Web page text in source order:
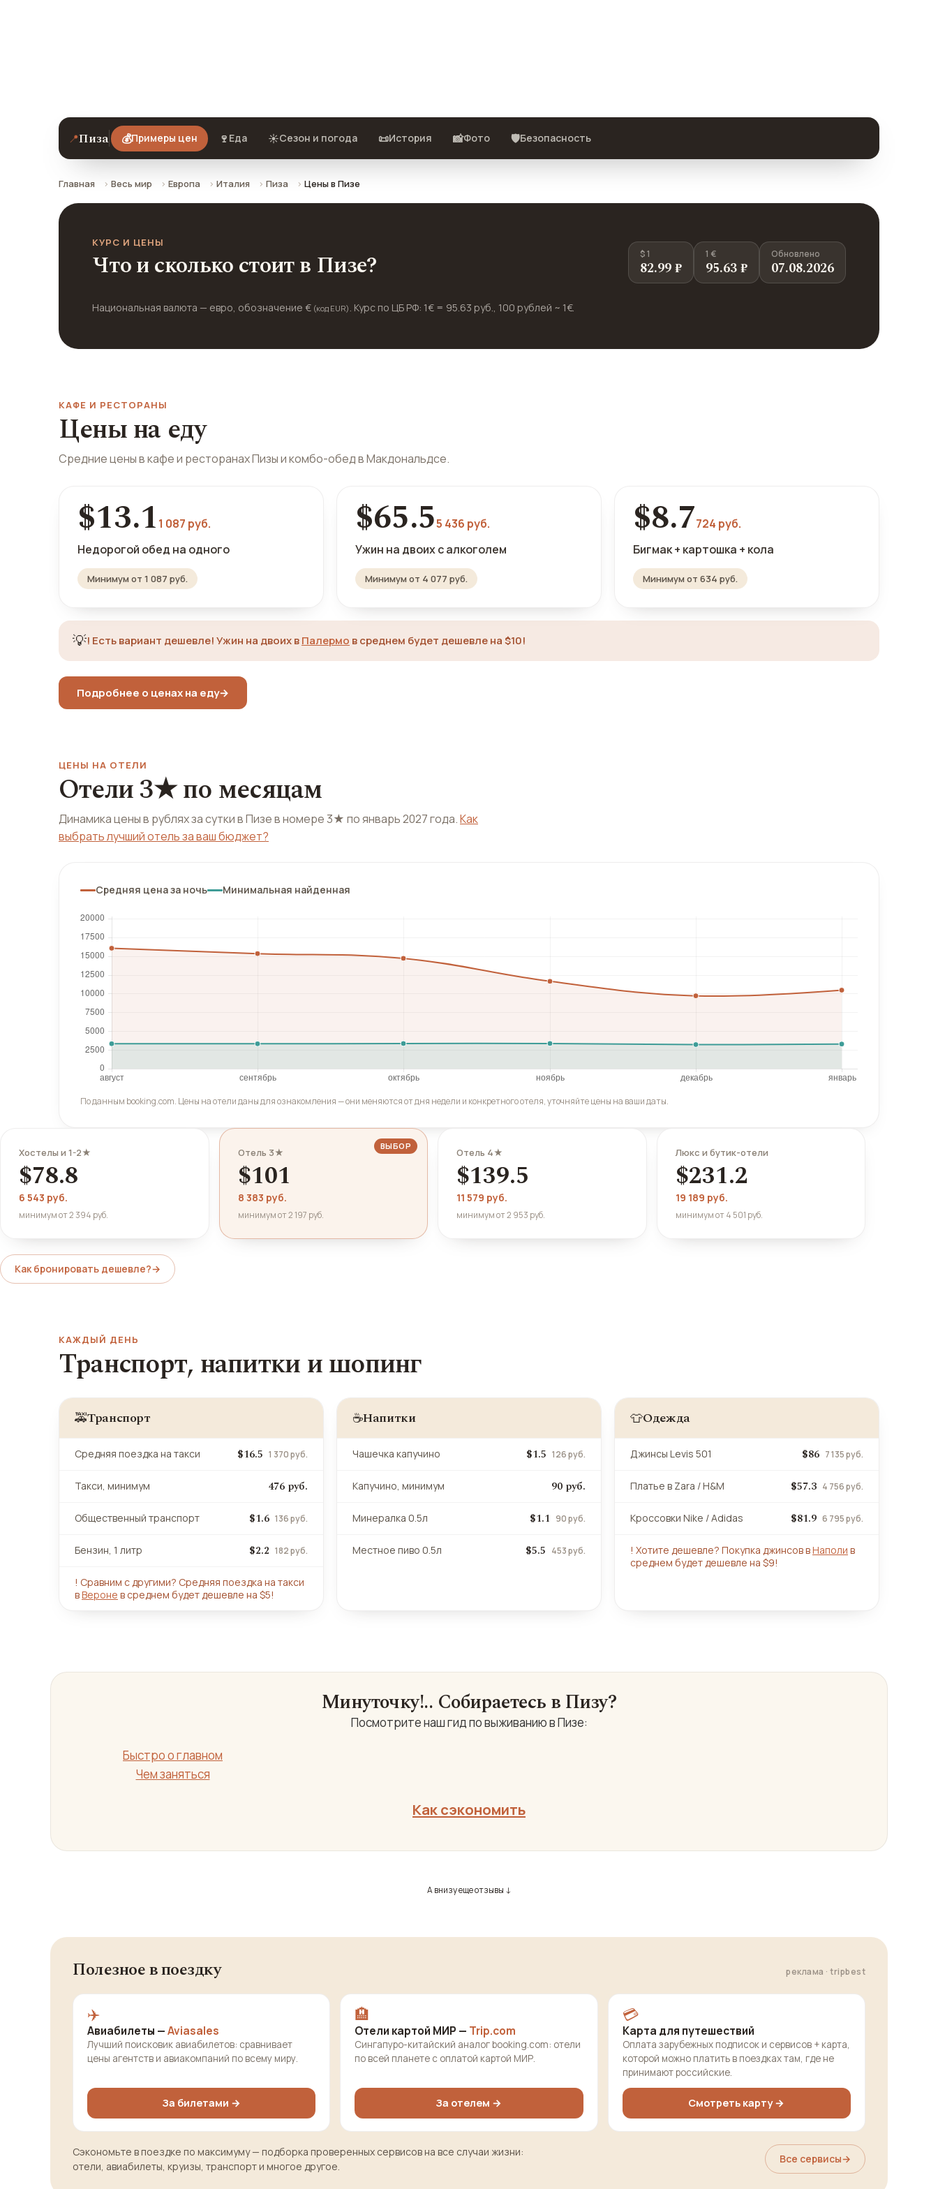
📍Пиза 💰Примеры цен 🍷 Еда ☀️Сезон и погода 📜История 📸Фото 🛡️Безопасность
Главная Весь мир Европа Италия Пиза Цены в Пизе
КУРС И ЦЕНЫ
Что и сколько стоит в Пизе? $ 1
82.99 ₽
1 €
95.63 ₽
Обновлено
07.08.2026
Национальная валюта — евро, обозначение € (код EUR) . Курс по ЦБ РФ: 1€ = 95.63 руб., 100 рублей ~ 1€.
КАФЕ И РЕСТОРАНЫ
Цены на еду
Средние цены в кафе и ресторанах Пизы и комбо-обед в Макдональдсе.
$13.1 1 087 руб.
Недорогой обед на одного
Минимум от 1 087 руб.
$65.55 436 руб.
Ужин на двоих с алкоголем
Минимум от 4 077 руб.
$8.7724 руб.
Бигмак + картошка + кола
Минимум от 634 руб.
💡! Есть вариант дешевле! Ужин на двоих вПалермо в среднем будет дешевле на $10!
Подробнее о ценах на еду→
ЦЕНЫ НА ОТЕЛИ
Отели 3★ по месяцам
Динамика цены в рублях за сутки в Пизе в номере 3★ по январь 2027 года.Как
выбрать лучший отель за ваш бюджет?
Средняя цена за ночь Минимальная найденная
По данным booking.com. Цены на отели даны для ознакомления — они меняются от дня недели и конкретного отеля, уточняйте цены на ваши даты.
Хостелы и 1-2★
$78.8
6 543 руб.
минимум от 2 394 руб.
ВЫБОР
Отель 3★
$101
8 383 руб.
минимум от 2 197 руб.
Отель 4★
$139.5
11 579 руб.
минимум от 2 953 руб.
Люкс и бутик-отели
$231.2
19 189 руб.
минимум от 4 501 руб.
Как бронировать дешевле?→
КАЖДЫЙ ДЕНЬ
Транспорт, напитки и шопинг
🚕Транспорт
Средняя поездка на такси $16.5 1 370 руб.
Такси, минимум 476 руб.
Общественный транспорт $1.6 136 руб.
Бензин, 1 литр $2.2 182 руб.
! Сравним с другими? Средняя поездка на такси
вВероне в среднем будет дешевле на $5!
☕Напитки
Чашечка капучино $1.5 126 руб.
Капучино, минимум 90 руб.
Минералка 0.5л $1.1 90 руб.
Местное пиво 0.5л $5.5 453 руб.
👕Одежда
Джинсы Levis 501 $86 7 135 руб.
Платье в Zara / H&M $57.3 4 756 руб.
Кроссовки Nike / Adidas $81.9 6 795 руб.
! Хотите дешевле? Покупка джинсов вНаполи в
среднем будет дешевле на $9!
Минуточку!.. Собираетесь в Пизу?
Посмотрите наш гид по выживанию в Пизе:
Быстро о главном
Чем заняться
Как сэкономить
А внизу еще отзывы ↓
Полезное в поездку реклама · tripbest
✈️
Авиабилеты —Aviasales
Лучший поисковик авиабилетов: сравнивает
цены агентств и авиакомпаний по всему миру.
За билетами →
🏨
Отели картой МИР — Trip.com
Сингапуро-китайский аналог booking.com: отели
по всей планете с оплатой картой МИР.
За отелем →
💳
Карта для путешествий
Оплата зарубежных подписок и сервисов + карта,
которой можно платить в поездках там, где не
принимают российские.
Смотреть карту →
Сэкономьте в поездке по максимуму — подборка проверенных сервисов на все случаи жизни:
отели, авиабилеты, круизы, транспорт и многое другое.
Все сервисы→